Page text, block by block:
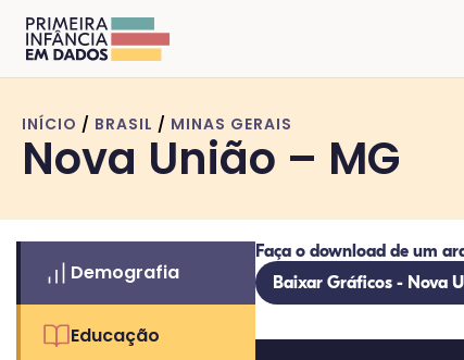
INÍCIO / BRASIL / MINAS GERAIS
Nova União – MG
Demografia
Educação
Faça o download de um
Baixar Gráficos - Nova